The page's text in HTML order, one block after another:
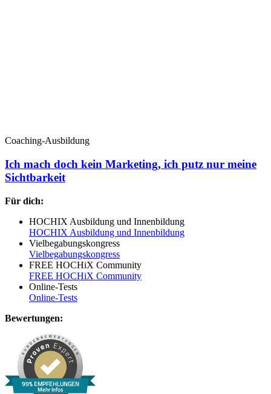
Coaching-Ausbildung
Ich mach doch kein Marketing, ich putz nur meine
Sichtbarkeit
Für dich:
HOCHIX Ausbildung und Innenbildung
HOCHIX Ausbildung und Innenbildung
Vielbegabungskongress
Vielbegabungskongress
FREE HOCHiX Community
FREE HOCHiX Community
Online-Tests
Online-Tests
Bewertungen:
99% EMPFEHLUNGEN
Mehr Infos